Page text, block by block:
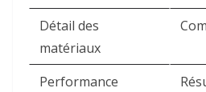
Détail des
matériaux
Performance